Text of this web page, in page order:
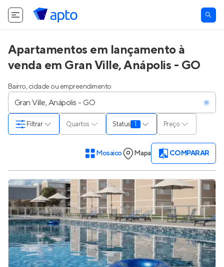
Apartamentos em lançamento à
venda em Gran Ville, Anápolis - GO
Bairro, cidade ou empreendimento
Quartos Status 1 Preço
Filtrar
Mosaico Mapa COMPARAR